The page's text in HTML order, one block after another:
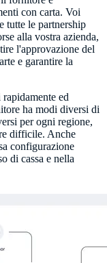
con carta. Voi
tutte le partnership
alla vostra azienda,
l'approvazione del
e garantire la
ed
ha modi diversi di
per ogni regione,
difficile. Anche
configurazione
di cassa e nella